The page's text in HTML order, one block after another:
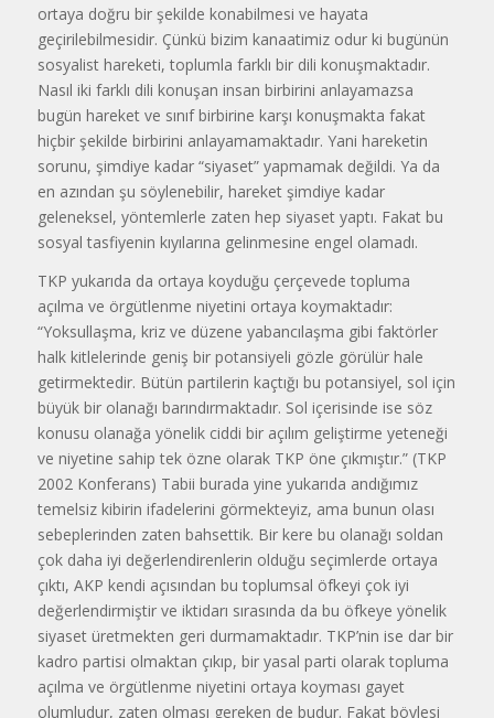
ortaya doğru bir şekilde konabilmesi ve hayata
geçirilebilmesidir. Çünkü bizim kanaatimiz odur ki bugünün
sosyalist hareketi, toplumla farklı bir dili konuşmaktadır.
Nasıl iki farklı dili konuşan insan birbirini anlayamazsa
bugün hareket ve sınıf birbirine karşı konuşmakta fakat
hiçbir şekilde birbirini anlayamamaktadır. Yani hareketin
sorunu, şimdiye kadar “siyaset” yapmamak değildi. Ya da
en azından şu söylenebilir, hareket şimdiye kadar
geleneksel, yöntemlerle zaten hep siyaset yaptı. Fakat bu
sosyal tasfiyenin kıyılarına gelinmesine engel olamadı.
TKP yukarıda da ortaya koyduğu çerçevede topluma
açılma ve örgütlenme niyetini ortaya koymaktadır:
“Yoksullaşma, kriz ve düzene yabancılaşma gibi faktörler
halk kitlelerinde geniş bir potansiyeli gözle görülür hale
getirmektedir. Bütün partilerin kaçtığı bu potansiyel, sol için
büyük bir olanağı barındırmaktadır. Sol içerisinde ise söz
konusu olanağa yönelik ciddi bir açılım geliştirme yeteneği
ve niyetine sahip tek özne olarak TKP öne çıkmıştır.” (TKP
2002 Konferans) Tabii burada yine yukarıda andığımız
temelsiz kibirin ifadelerini görmekteyiz, ama bunun olası
sebeplerinden zaten bahsettik. Bir kere bu olanağı soldan
çok daha iyi değerlendirenlerin olduğu seçimlerde ortaya
çıktı, AKP kendi açısından bu toplumsal öfkeyi çok iyi
değerlendirmiştir ve iktidarı sırasında da bu öfkeye yönelik
siyaset üretmekten geri durmamaktadır. TKP’nin ise dar bir
kadro partisi olmaktan çıkıp, bir yasal parti olarak topluma
açılma ve örgütlenme niyetini ortaya koyması gayet
olumludur, zaten olması gereken de budur. Fakat böylesi